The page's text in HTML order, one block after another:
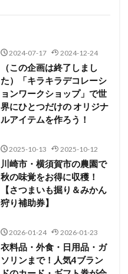
2024-07-17 2024-12-24
（この企画は終了しまし
た）「キラキラデコレーシ
ョンワークショップ」で世
界にひとつだけの オリジナ
ルアイテムを作ろう！
2025-10-13 2025-10-12
川崎市・横須賀市の農園で
秋の味覚をお得に収穫！
【さつまいも掘り＆みかん
狩り補助券】
2026-01-24 2026-01-23
衣料品・外食・日用品・ガ
ソリンまで！人気4ブラン